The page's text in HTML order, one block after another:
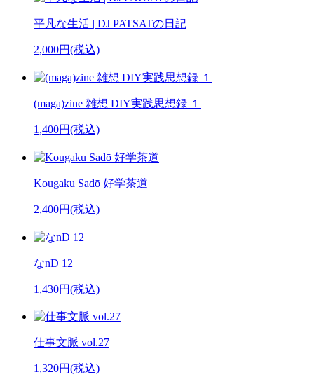
平凡な生活 | DJ PATSATの日記
2,000円(税込)
(maga)zine 雑想 DIY実践思想録 １
1,400円(税込)
Kougaku Sadō 好学茶道
2,400円(税込)
なnD 12
1,430円(税込)
仕事文脈 vol.27
1,320円(税込)